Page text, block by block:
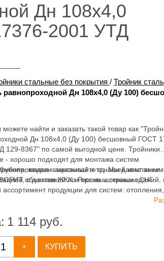
Дн 108х4,0
2001 УТД
стальные без покрытия / Тройник сталь
равнопроходной Дн 108х4,0 (Ду 100)
найти и заказать такой товар как
Дн 108х4,0 (Ду 100) бесшовный ГОСТ
129-8367" по самой выгодной цене. Тройники
- хорошо подходят для монтажа систем
канализационных и т.д. Мы давно
объектов ЖКХ и промышленных зданий,
продукции для систем: отопления,
- заказывайте в нашей компании
с доставкой по России и странам СНГ.
1 114руб.
+ КУПИТЬ